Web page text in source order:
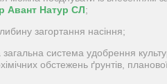
Авант Натур СЛ;
загортання насіння;
система удобрення
обстежень ґрунтів,